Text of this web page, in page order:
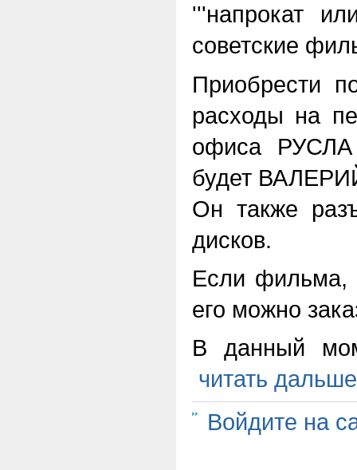
'''напрокат
советские
Приобрести
расходы на
офиса РУСЛА
будет
Он также
дисков.
Если фильма,
его можно
В данный
читать
Войдите на